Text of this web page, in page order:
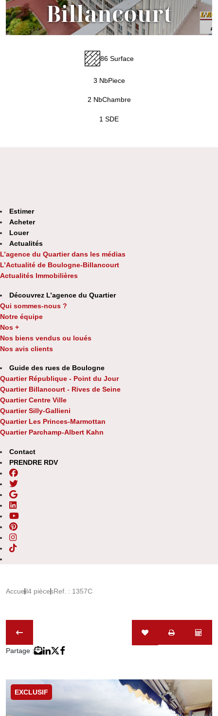
Billancourt
86 Surface
3 NbPiece
2 NbChambre
1 SDE
Estimer
Acheter
Louer
Actualités
L’agence du Quartier dans les médias
L’Actualité de Boulogne-Billancourt
Actualités Immobilières
Découvrez L’agence du Quartier
Qui sommes-nous ?
Notre équipe
Nos +
Nos biens vendus ou loués
Nos avis clients
Guide des rues de Boulogne
Quartier République - Point du Jour
Quartier Billancourt - Rives de Seine
Quartier Centre Ville
Quartier Silly-Gallieni
Quartier Les Princes-Marmottan
Quartier Parchamp-Albert Kahn
Contact
PRENDRE RDV
Accueil4 piècesRef. : 1357C
Partage :
EXCLUSIF